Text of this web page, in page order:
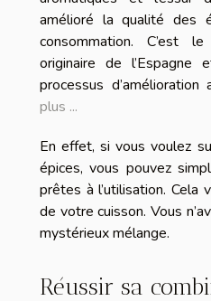
amélioré la qualité des
consommation. C’est
originaire de
processus
plus ...
En effet, si vous voulez
épices, vous pouvez
prêtes à l’utilisation. Cela
de votre cuisson. Vous
mystérieux mélange.
Réussir sa